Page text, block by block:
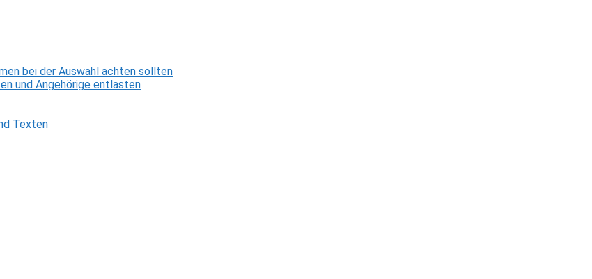
bei der Auswahl achten sollten
und Angehörige entlasten
Texten